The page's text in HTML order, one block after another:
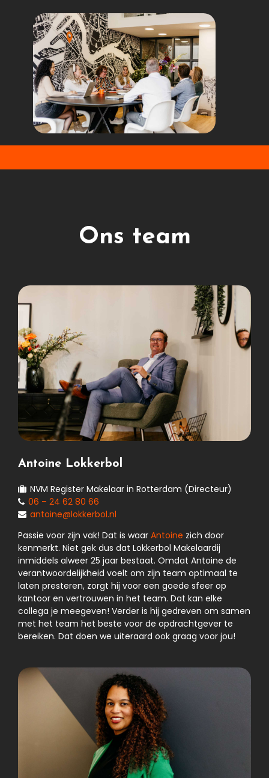
Ons team
Antoine Lokkerbol
NVM Register Makelaar in Rotterdam (Directeur)
06 – 24 62 80 66
antoine@lokkerbol.nl
Passie voor zijn vak! Dat is waar Antoine zich door
kenmerkt. Niet gek dus dat Lokkerbol Makelaardij
inmiddels alweer 25 jaar bestaat. Omdat Antoine de
verantwoordelijkheid voelt om zijn team optimaal te
laten presteren, zorgt hij voor een goede sfeer op
kantoor en vertrouwen in het team. Dat kan elke
collega je meegeven! Verder is hij gedreven om samen
met het team het beste voor de opdrachtgever te
bereiken. Dat doen we uiteraard ook graag voor jou!